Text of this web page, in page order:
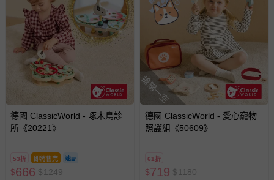
德國 ClassicWorld - 啄木鳥診
所《20221》
53折 即將售完
$666 $1249
搶購一空
德國 ClassicWorld - 愛心寵物
照護組《50609》
61折
$719 $1180